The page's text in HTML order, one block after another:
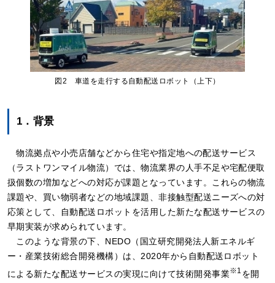
図2 車道を走行する自動配送ロボット（上下）
1．背景
物流拠点や小売店舗などから住宅や指定地への配送サービス
（ラストワンマイル物流）では、物流業界の人手不足や宅配便取
扱個数の増加などへの対応が課題となっています。これらの物流
課題や、買い物弱者などの地域課題、非接触型配送ニーズへの対
応策として、自動配送ロボットを活用した新たな配送サービスの
早期実装が求められています。
このような背景の下、NEDO（国立研究開発法人新エネルギ
ー・産業技術総合開発機構）は、2020年から自動配送ロボット
による新たな配送サービスの実現に向けて技術開発事業※1 を開